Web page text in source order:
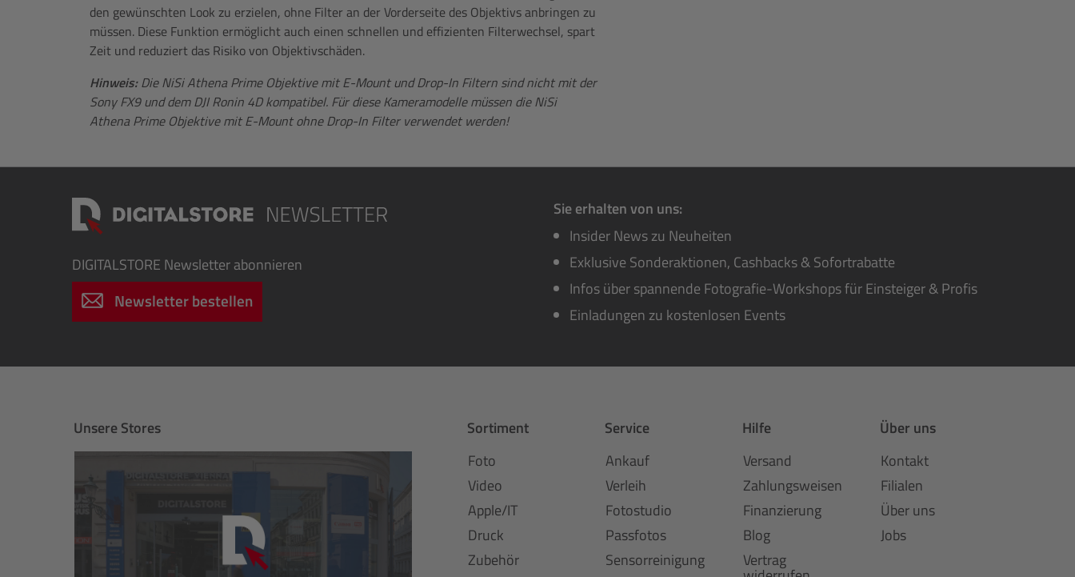
den gewünschten Look zu erzielen, ohne Filter an der Vorderseite des Objektivs anbringen zu
müssen. Diese Funktion ermöglicht auch einen schnellen und effizienten Filterwechsel, spart
Zeit und reduziert das Risiko von Objektivschäden.
Hinweis:Die NiSi Athena Prime Objektive mit E-Mount und Drop-In Filtern sind nicht mit der
Sony FX9 und dem DJI Ronin 4D kompatibel. Für diese Kameramodelle müssen die NiSi
Athena Prime Objektive mit E-Mount ohne Drop-In Filter verwendet werden!
DIGITALSTORE Newsletter abonnieren
Newsletter bestellen
Sie erhalten von uns:
Insider News zu Neuheiten
Exklusive Sonderaktionen, Cashbacks & Sofortrabatte
Infos über spannende Fotografie-Workshops für Einsteiger & Profis
Einladungen zu kostenlosen Events
Unsere Stores
Sortiment
Foto
Video
Apple/IT
Druck
Zubehör
Service
Ankauf
Verleih
Fotostudio
Passfotos
Sensorreinigung
Hilfe
Versand
Zahlungsweisen
Finanzierung
Blog
Vertrag
Über uns
Kontakt
Filialen
Über uns
Jobs